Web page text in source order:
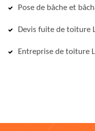
Pose de bâche et
Devis fuite de toiture
Entreprise de toiture